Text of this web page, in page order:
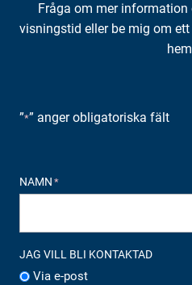
Fråga om mer
visningstid eller be mig om
”*” anger obligatoriska fält
NAMN *
JAG VILL BLI KONTAKTAD
Via e-post